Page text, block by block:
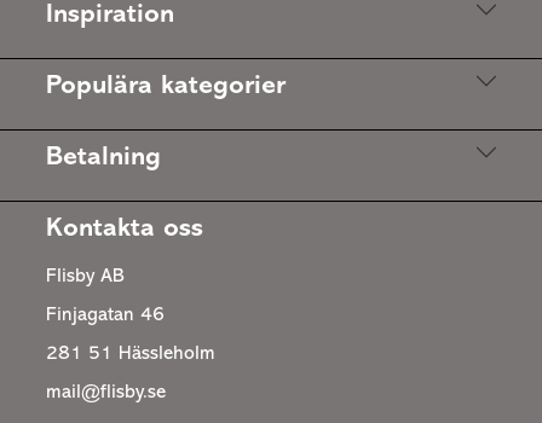
Inspiration
Populära kategorier
Betalning
Kontakta oss
Flisby AB
Finjagatan 46
281 51 Hässleholm
mail@flisby.se